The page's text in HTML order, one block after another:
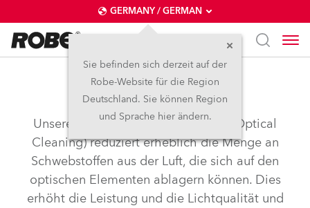
GERMANY / GERMAN
Sie befinden sich derzeit auf der
Robe-Website für die Region
Deutschland. Sie können Region
und Sprache hier ändern.
airLOC™
Unsere AirLOC™-Technologie (Less Optical
Cleaning) reduziert erheblich die Menge an
Schwebstoffen aus der Luft, die sich auf den
optischen Elementen ablagern können. Dies
erhöht die Leistung und die Lichtqualität und